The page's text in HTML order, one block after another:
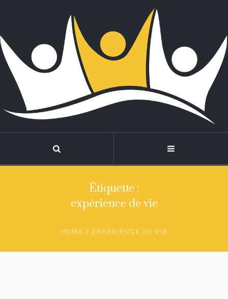
Étiquette :
expérience de vie
HOME / EXPÉRIENCE DE VIE